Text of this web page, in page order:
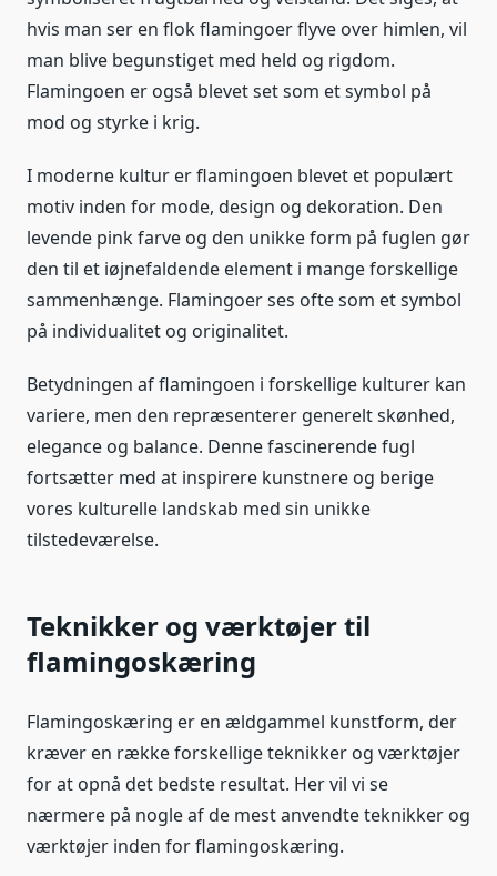
hvis man ser en flok flamingoer flyve over himlen, vil
man blive begunstiget med held og rigdom.
Flamingoen er også blevet set som et symbol på
mod og styrke i krig.
I moderne kultur er flamingoen blevet et populært
motiv inden for mode, design og dekoration. Den
levende pink farve og den unikke form på fuglen gør
den til et iøjnefaldende element i mange forskellige
sammenhænge. Flamingoer ses ofte som et symbol
på individualitet og originalitet.
Betydningen af flamingoen i forskellige kulturer kan
variere, men den repræsenterer generelt skønhed,
elegance og balance. Denne fascinerende fugl
fortsætter med at inspirere kunstnere og berige
vores kulturelle landskab med sin unikke
tilstedeværelse.
Teknikker og værktøjer til
flamingoskæring
Flamingoskæring er en ældgammel kunstform, der
kræver en række forskellige teknikker og værktøjer
for at opnå det bedste resultat. Her vil vi se
nærmere på nogle af de mest anvendte teknikker og
værktøjer inden for flamingoskæring.